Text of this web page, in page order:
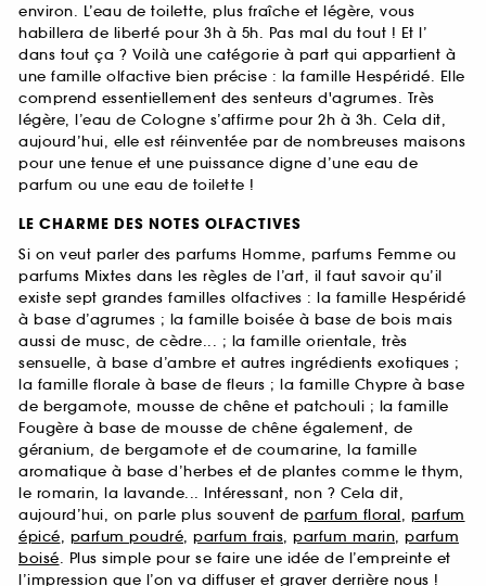
environ. L’eau de toilette, plus fraîche et légère, vous
habillera de liberté pour 3h à 5h. Pas mal du tout ! Et l’
dans tout ça ? Voilà une catégorie à part qui appartient à
une famille olfactive bien précise : la famille Hespéridé. Elle
comprend essentiellement des senteurs d'agrumes. Très
légère, l’eau de Cologne s’affirme pour 2h à 3h. Cela dit,
aujourd’hui, elle est réinventée par de nombreuses maisons
pour une tenue et une puissance digne d’une eau de
parfum ou une eau de toilette !
LE CHARME DES NOTES OLFACTIVES
Si on veut parler des parfums Homme, parfums Femme ou
parfums Mixtes dans les règles de l’art, il faut savoir qu’il
existe sept grandes familles olfactives : la famille Hespéridé
à base d’agrumes ; la famille boisée à base de bois mais
aussi de musc, de cèdre... ; la famille orientale, très
sensuelle, à base d’ambre et autres ingrédients exotiques ;
la famille florale à base de fleurs ; la famille Chypre à base
de bergamote, mousse de chêne et patchouli ; la famille
Fougère à base de mousse de chêne également, de
géranium, de bergamote et de coumarine, la famille
aromatique à base d’herbes et de plantes comme le thym,
le romarin, la lavande... Intéressant, non ? Cela dit,
aujourd’hui, on parle plus souvent de parfum floral, parfum
épicé, parfum poudré, parfum frais, parfum marin, parfum
boisé. Plus simple pour se faire une idée de l’empreinte et
l’impression que l’on va diffuser et graver derrière nous !